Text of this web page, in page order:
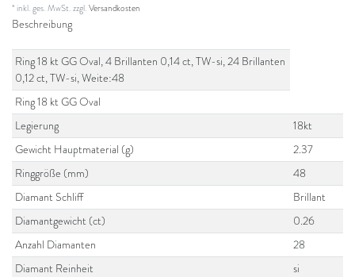
* inkl. ges. MwSt. zzgl.Versandkosten
Beschreibung
Ring 18 kt GG Oval, 4 Brillanten 0,14 ct, TW-si, 24 Brillanten
0,12 ct, TW-si, Weite:48
Ring 18 kt GG Oval
Legierung
18kt
Gewicht Hauptmaterial (g)
2.37
Ringgröße (mm)
48
Diamant Schliff
Brillant
Diamantgewicht (ct)
0.26
Anzahl Diamanten
28
Diamant Reinheit
si